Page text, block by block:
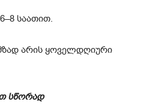
საათით.
არის ყოველდღიური
სწორად